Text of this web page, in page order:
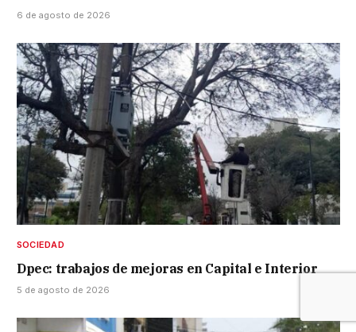
6 de agosto de 2026
SOCIEDAD
Dpec: trabajos de mejoras en Capital e Interior
5 de agosto de 2026